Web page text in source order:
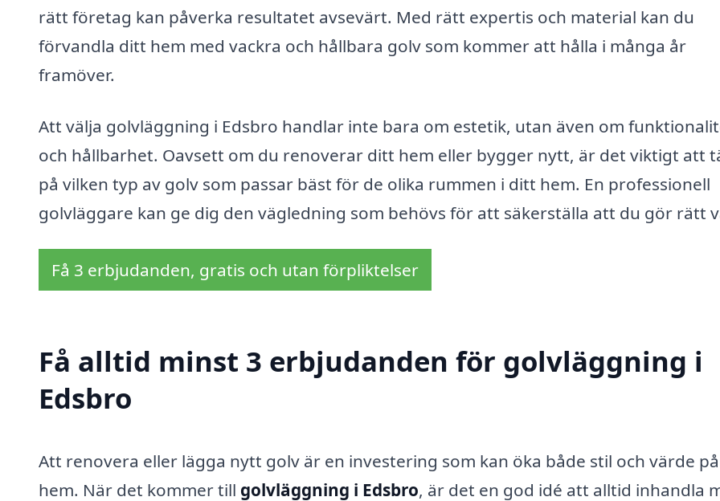
rätt företag kan påverka resultatet avsevärt. Med rätt expertis och material kan du
förvandla ditt hem med vackra och hållbara golv som kommer att hålla i många år
framöver.
Att välja golvläggning i Edsbro handlar inte bara om estetik, utan även om
och hållbarhet. Oavsett om du renoverar ditt hem eller bygger nytt, är det viktigt att
på vilken typ av golv som passar bäst för de olika rummen i ditt hem. En professionell
golvläggare kan ge dig den vägledning som behövs för att säkerställa att du gör rätt
Få 3 erbjudanden, gratis och utan förpliktelser
Få alltid minst 3 erbjudanden för golvläggning i
Edsbro
Att renovera eller lägga nytt golv är en investering som kan öka både stil och värde
hem. När det kommer till golvläggning i Edsbro, är det en god idé att alltid inhandla